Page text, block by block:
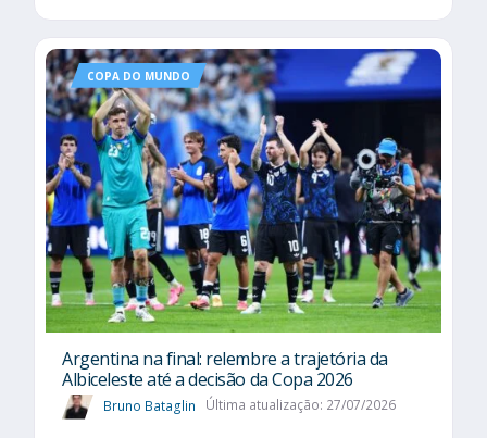
COPA DO MUNDO
Argentina na final: relembre a trajetória da
Albiceleste até a decisão da Copa 2026
Bruno Bataglin Última atualização: 27/07/2026